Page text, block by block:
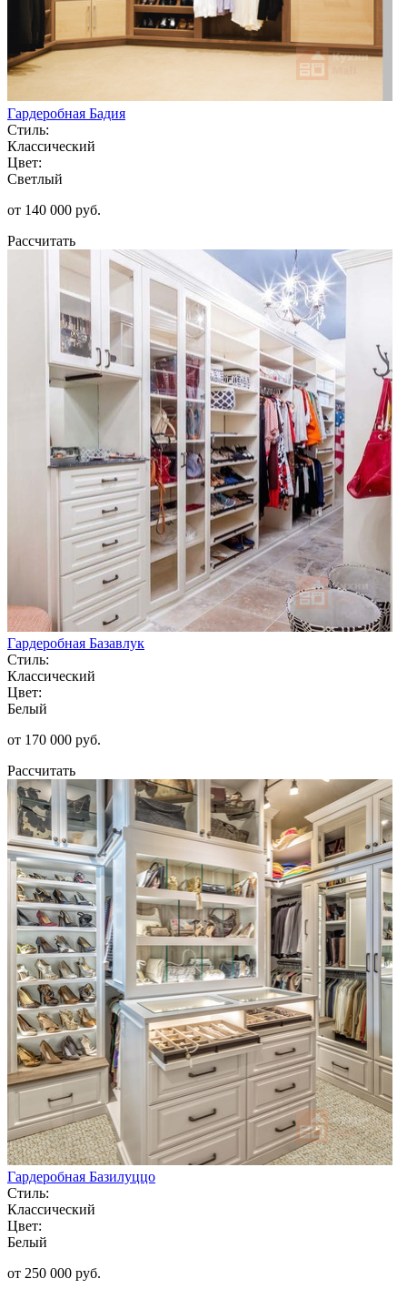
Гардеробная Бадия
Стиль:
Классический
Цвет:
Светлый
от 140 000 руб.
Рассчитать
Гардеробная Базавлук
Стиль:
Классический
Цвет:
Белый
от 170 000 руб.
Рассчитать
Гардеробная Базилуццо
Стиль:
Классический
Цвет:
Белый
от 250 000 руб.